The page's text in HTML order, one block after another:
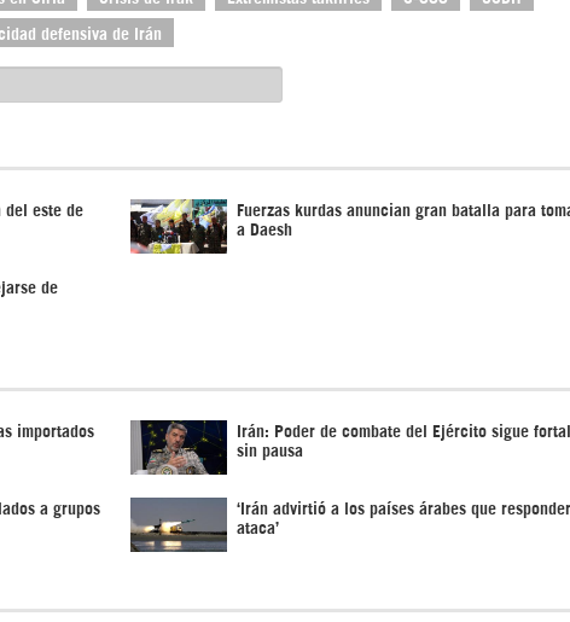
defensiva de Irán
del este de Fuerzas kurdas anuncian gran batalla para
a Daesh
de
importados Irán: Poder de combate del Ejército sigue
sin pausa
a grupos ‘Irán advirtió a los países árabes que
ataca’